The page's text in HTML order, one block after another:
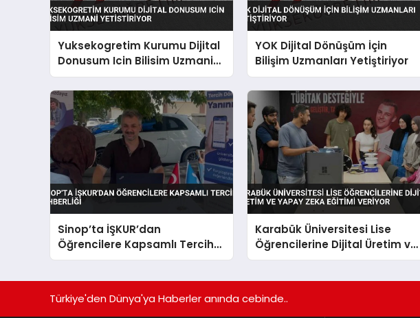
Yuksekogretim Kurumu Dijital
Donusum Icin Bilisim Uzmani
Yetistiriyor
YOK Dijital Dönüşüm İçin
Bilişim Uzmanları Yetiştiriyor
Sinop’ta İŞKUR’dan
Öğrencilere Kapsamlı Tercih
Rehberliği
Karabük Üniversitesi Lise
Öğrencilerine Dijital Üretim ve
Yapay Zeka Eğitimi Veriyor
Türkiye'den Dünya'ya Haberler anında cebinde..